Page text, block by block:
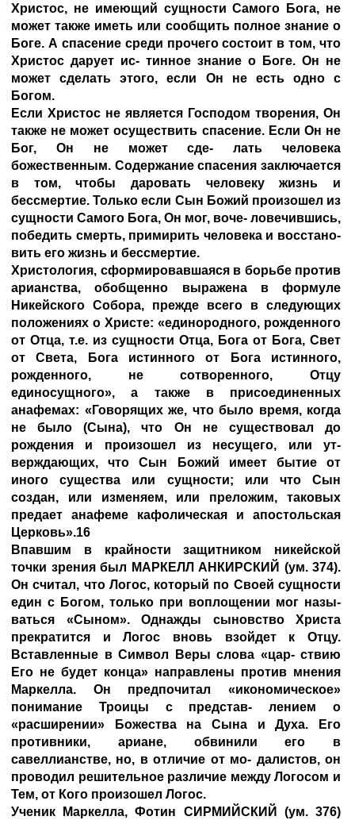
Христос, не имеющий сущности Самого Бога, не
может также иметь или сообщить полное знание о
Боге. А спасение среди прочего состоит в том, что
Христос дарует ис- тинное знание о Боге. Он не
может сделать этого, если Он не есть одно с
Богом.
Если Христос не является Господом творения, Он
также не может осуществить спасение. Если Он не
Бог, Он не может сде- лать человека
божественным. Содержание спасения заключается
в том, чтобы даровать человеку жизнь и
бессмертие. Только если Сын Божий произошел из
сущности Самого Бога, Он мог, воче- ловечившись,
победить смерть, примирить человека и восстано-
вить его жизнь и бессмертие.
Христология, сформировавшаяся в борьбе против
арианства, обобщенно выражена в формуле
Никейского Собора, прежде всего в следующих
положениях о Христе: «единородного, рожденного
от Отца, т.е. из сущности Отца, Бога от Бога, Свет
от Света, Бога истинного от Бога истинного,
рожденного, не сотворенного, Отцу
единосущного», а также в присоединенных
анафемах: «Говорящих же, что было время, когда
не было (Сына), что Он не существовал до
рождения и произошел из несущего, или ут-
верждающих, что Сын Божий имеет бытие от
иного существа или сущности; или что Сын
создан, или изменяем, или преложим, таковых
предает анафеме кафолическая и апостольская
Церковь».16
Впавшим в крайности защитником никейской
точки зрения был МАРКЕЛЛ АНКИРСКИЙ (ум. 374).
Он считал, что Логос, который по Своей сущности
един с Богом, только при воплощении мог назы-
ваться «Сыном». Однажды сыновство Христа
прекратится и Логос вновь взойдет к Отцу.
Вставленные в Символ Веры слова «цар- ствию
Его не будет конца» направлены против мнения
Маркелла. Он предпочитал «икономическое»
понимание Троицы с представ- лением о
«расширении» Божества на Сына и Духа. Его
противники, ариане, обвинили его в
савеллианстве, но, в отличие от мо- далистов, он
проводил решительное различие между Логосом и
Тем, от Кого произошел Логос.
Ученик Маркелла, Фотин СИРМИЙСКИЙ
(ум. 376)